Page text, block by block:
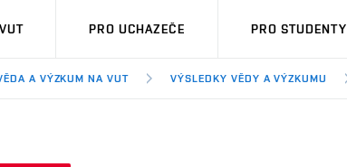
PRO UCHAZEČE PRO STUDENTY
A VÝZKUM NA VUT VÝSLEDKY VĚDY A VÝZKUMU